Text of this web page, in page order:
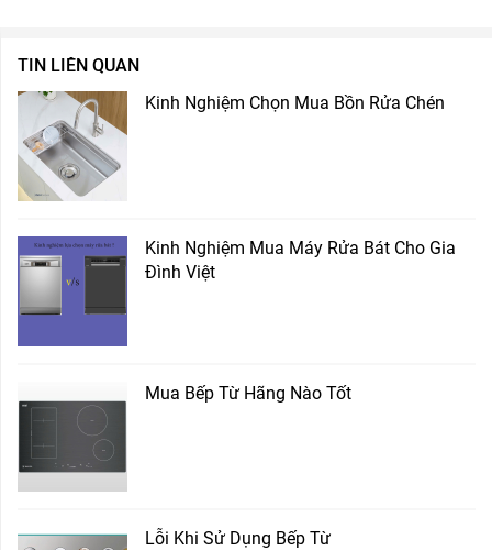
TIN LIÊN QUAN
Kinh Nghiệm Chọn Mua Bồn Rửa Chén
Kinh Nghiệm Mua Máy Rửa Bát Cho Gia
Đình Việt
Mua Bếp Từ Hãng Nào Tốt
Lỗi Khi Sử Dụng Bếp Từ